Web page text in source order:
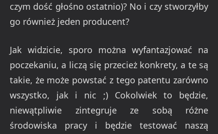
czym dość głośno ostatnio)? No i czy stworzyłby
go również jeden producent?
Jak widzicie, sporo można wyfantazjować na
poczekaniu, a liczą się przecież konkrety, a te są
takie, że może powstać z tego patentu zarówno
wszystko, jak i nic ;) Cokolwiek to będzie,
niewątpliwie zintegruje ze sobą różne
środowiska pracy i będzie testować naszą